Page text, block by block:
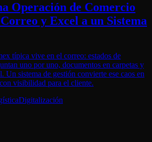
Operación de Comercio
y Excel a un Sistema
típica vive en el correo: estados de
uno por uno, documentos en carpetas y
Un sistema de gestión convierte ese caos en
visibilidad para el cliente.
Digitalización